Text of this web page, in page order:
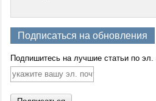
Подписаться на обновления
Подпишитесь на лучшие статьи по эл.